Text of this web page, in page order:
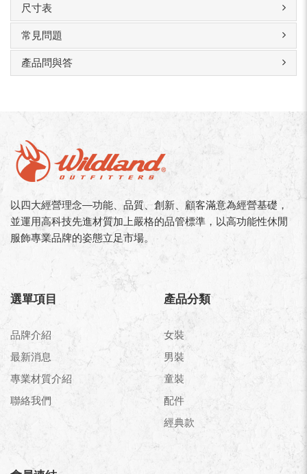
尺寸表
常見問題
產品問與答
以四大經營理念—功能、品質、創新、顧客滿意為經營基礎，
並運用高科技先進材質加上嚴格的品管標準，以高功能性休閒
服飾專業品牌的姿態立足市場。
選單項目
品牌介紹
最新消息
專業材質介紹
聯絡我們
產品分類
女裝
男裝
童裝
配件
經典款